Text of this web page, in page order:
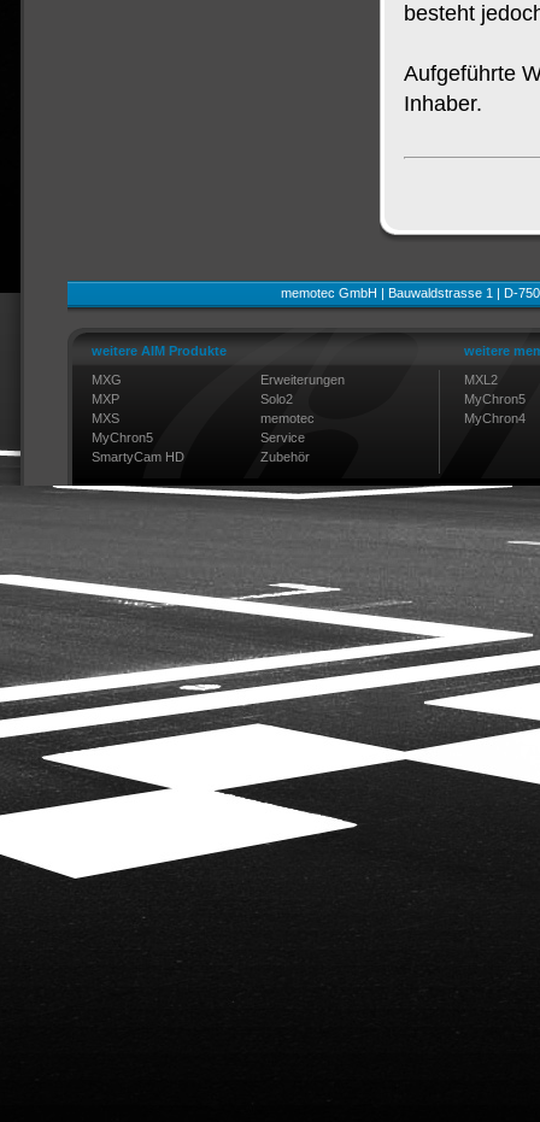
besteht
Aufgeführte
Inhaber.
memotec GmbH | Bauwaldstrasse 1 | D-
weitere AIM Produkte
MXG
Erweiterungen
MXP
Solo2
MXS
memotec
MyChron5
Service
SmartyCam HD
Zubehör
weitere
MXL2
MyChron5
MyChron4